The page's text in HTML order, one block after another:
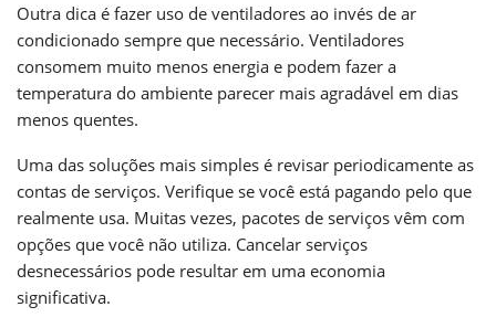
Outra dica é fazer uso de ventiladores ao invés de ar
condicionado sempre que necessário. Ventiladores
consomem muito menos energia e podem fazer a
temperatura do ambiente parecer mais agradável em dias
menos quentes.
Uma das soluções mais simples é revisar periodicamente as
contas de serviços. Verifique se você está pagando pelo que
realmente usa. Muitas vezes, pacotes de serviços vêm com
opções que você não utiliza. Cancelar serviços
desnecessários pode resultar em uma economia
significativa.